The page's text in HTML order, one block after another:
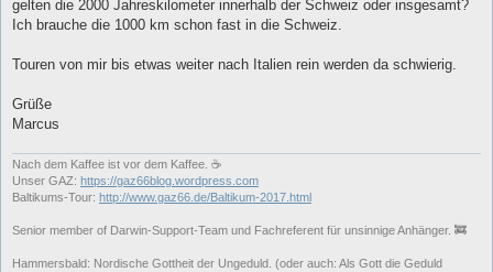
gelten die 2000 Jahreskilometer innerhalb der Schweiz oder insgesamt?
Ich brauche die 1000 km schon fast in die Schweiz.
Touren von mir bis etwas weiter nach Italien rein werden da schwierig.
Grüße
Marcus
Nach dem Kaffee ist vor dem Kaffee. ☕
Unser GAZ: https://gaz66blog.wordpress.com
Baltikums-Tour: http://www.gaz66.de/Baltikum-2017.html
Senior member of Darwin-Support-Team und Fachreferent für unsinnige Anhänger. 🚒
Hammersbald: Nordische Gottheit der Ungeduld. (oder auch: Als Gott die Geduld